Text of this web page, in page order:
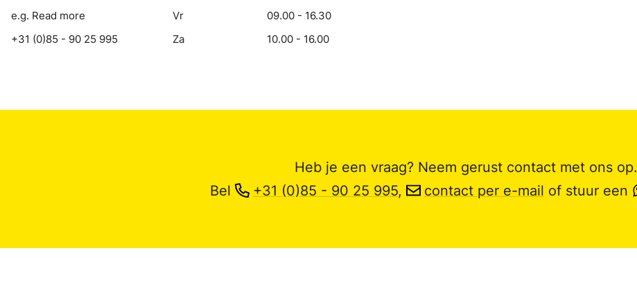
e.g. Read more
+31 (0)85 - 90 25 995
Vr
09.00 - 16.30
Za
10.00 - 16.00
Heb je een vraag? Neem gerust contact met ons op.
Bel
+31 (0)85 - 90 25 995, contact per e-mail of stuur een